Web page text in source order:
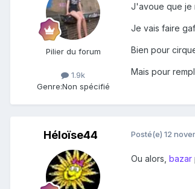
Pilier du forum
1.9k
Genre:Non spécifié
J'avoue que je
Je vais faire
Bien pour
Mais pour
Héloïse44 Posté(e) 12
Ou alors, bazar